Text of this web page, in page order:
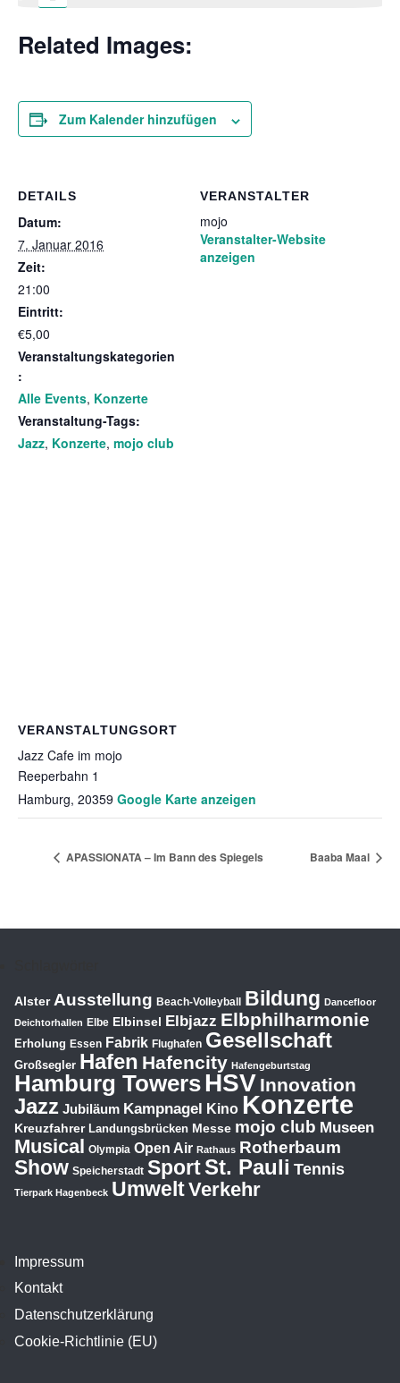
Related Images:
Zum Kalender hinzufügen
DETAILS
Datum:
7. Januar 2016
Zeit:
21:00
Eintritt:
€5,00
Veranstaltungskategorien
:
Alle Events, Konzerte
Veranstaltung-Tags:
Jazz, Konzerte, mojo club
VERANSTALTER
mojo
Veranstalter-Website
anzeigen
VERANSTALTUNGSORT
Jazz Cafe im mojo
Reeperbahn 1
Hamburg, 20359 Google Karte anzeigen
APASSIONATA – Im Bann des Spiegels Baaba Maal
Impressum
Kontakt
Datenschutzerklärung
Cookie-Richtlinie (EU)
Alster Ausstellung Beach-Volleyball Bildung Dancefloor
Deichtorhallen Elbe Elbinsel Elbjazz Elbphilharmonie
Erholung Essen Fabrik Flughafen Gesellschaft
Großsegler Hafen Hafencity Hafengeburtstag
Hamburg TowersHSV Innovation
Jazz Jubiläum Kampnagel Kino Konzerte
Kreuzfahrer Landungsbrücken Messe mojo club Museen
Musical Olympia Open Air Rathaus Rotherbaum
Show Speicherstadt SportSt. Pauli Tennis
Tierpark Hagenbeck UmweltVerkehr